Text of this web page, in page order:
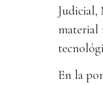
Judicial,
material
En la